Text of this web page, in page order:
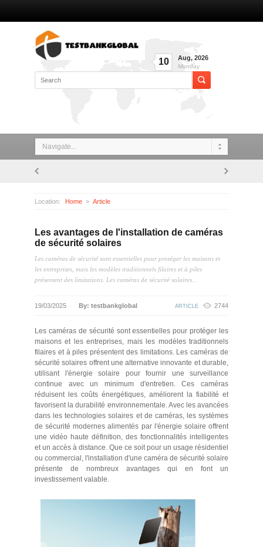
10 Aug, 2026
Monday
Navigate...
Location: Home Article
Les avantages de l'installation de caméras
de sécurité solaires
Les caméras de sécurité sont essentielles pour protéger les maisons et
les entreprises, mais les modèles traditionnels filaires et à piles
présentent des limitations. Les caméras de sécurité solaires...
19/03/2025 By: testbankglobal ARTICLE 2744
Les caméras de sécurité sont essentielles pour protéger les
maisons et les entreprises, mais les modèles traditionnels
filaires et à piles présentent des limitations. Les caméras de
sécurité solaires offrent une alternative innovante et durable,
utilisant l'énergie solaire pour fournir une surveillance
continue avec un minimum d'entretien. Ces caméras
réduisent les coûts énergétiques, améliorent la fiabilité et
favorisent la durabilité environnementale. Avec les avancées
dans les technologies solaires et de caméras, les systèmes
de sécurité modernes alimentés par l'énergie solaire offrent
une vidéo haute définition, des fonctionnalités intelligentes
et un accès à distance. Que ce soit pour un usage résidentiel
ou commercial, l'installation d'une caméra de sécurité solaire
présente de nombreux avantages qui en font un
investissement valable.